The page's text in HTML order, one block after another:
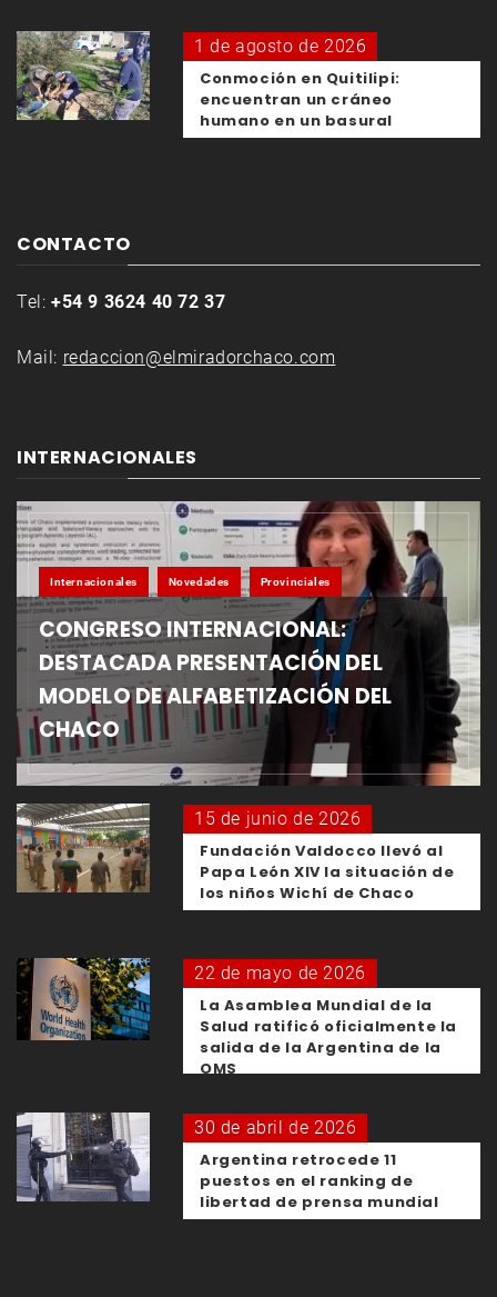
1 de agosto de 2026
Conmoción en Quitilipi:
encuentran un cráneo
humano en un basural
CONTACTO
Tel: +54 9 3624 40 72 37
Mail: redaccion@elmiradorchaco.com
INTERNACIONALES
Internacionales Novedades Provinciales
CONGRESO INTERNACIONAL:
DESTACADA PRESENTACIÓN DEL
MODELO DE ALFABETIZACIÓN DEL
CHACO
15 de junio de 2026
Fundación Valdocco llevó al
Papa León XIV la situación de
los niños Wichí de Chaco
22 de mayo de 2026
La Asamblea Mundial de la
Salud ratificó oficialmente la
salida de la Argentina de la
OMS
30 de abril de 2026
Argentina retrocede 11
puestos en el ranking de
libertad de prensa mundial